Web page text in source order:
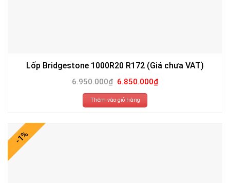
Lốp Bridgestone 1000R20 R172 (Giá chưa VAT)
6.950.000₫ Giá
gốc
là:
6.950.000₫.
6.850.000₫Giá
hiện
Thêm vào giỏ hàng
-1%